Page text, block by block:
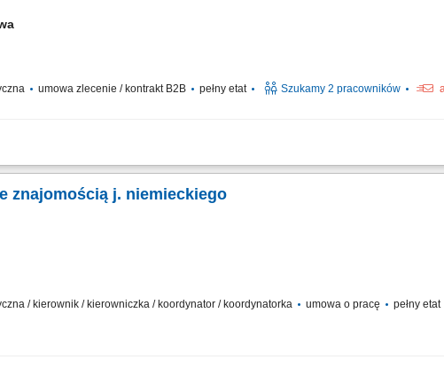
umowa zlecenie / kontrakt B2B pełny etat Szukamy 2 pracowników
zgodnie z jadłospisem; Dbanie o wysoką jakość i estetykę wydawanych posiłków;
znajomością j. niemieckiego
/ kierownik / kierowniczka / koordynator / koordynatorka umowa o pracę pełny etat